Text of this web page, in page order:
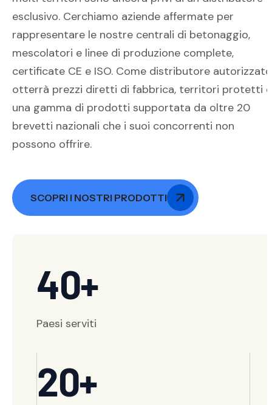
esclusivo. Cerchiamo aziende affermate per
rappresentare le nostre centrali di betonaggio,
mescolatori e linee di produzione complete,
certificate CE e ISO. Come distributore
otterrà prezzi diretti di fabbrica, territori protetti e
una gamma di prodotti supportata da oltre 20
brevetti nazionali che i suoi concorrenti non
possono offrire.
SCOPRI I NOSTRI PRODOTTI
40+
Paesi serviti
20+